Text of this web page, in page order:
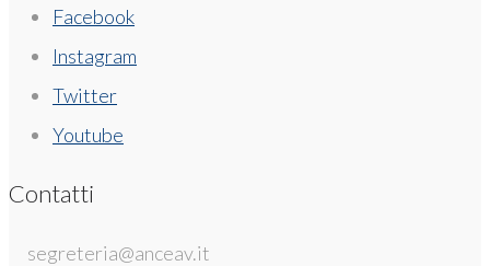
Facebook
Instagram
Twitter
Youtube
Contatti
segreteria@anceav.it